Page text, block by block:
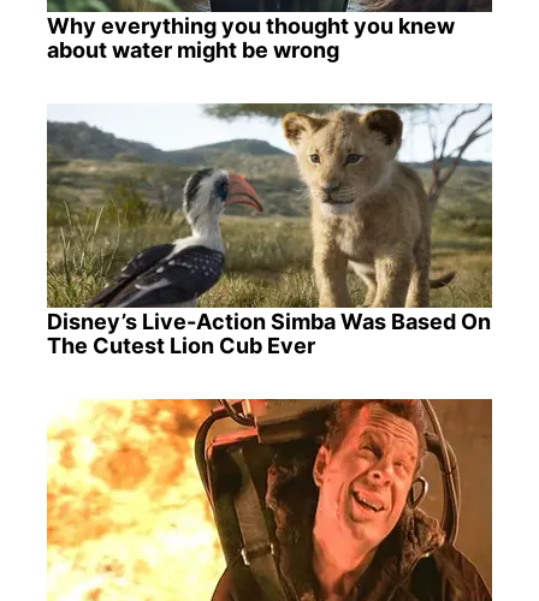
Why everything you thought you knew
about water might be wrong
Disney’s Live-Action Simba Was Based On
The Cutest Lion Cub Ever